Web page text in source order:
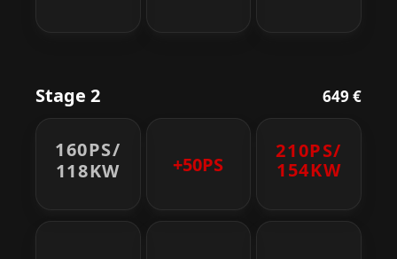
Stage 2 649 €
160PS/
118KW
+50PS
210PS/
154KW